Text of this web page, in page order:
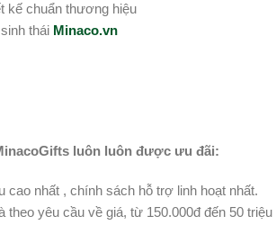
kế chuẩn thương hiệu
thái Minaco.vn
luôn luôn được ưu đãi:
cao nhất , chính sách hỗ trợ linh hoạt nhất.
theo yêu cầu về giá, từ 150.000đ đến 50 triệu